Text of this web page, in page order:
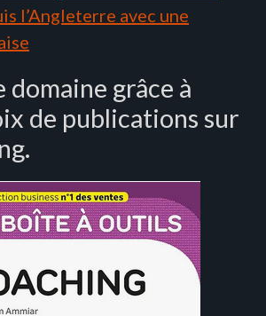
l’Angleterre avec une
domaine grâce à
de publications sur